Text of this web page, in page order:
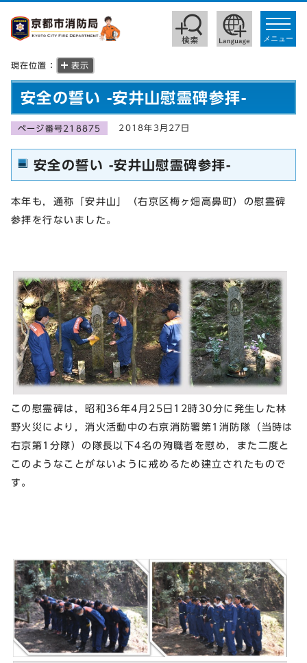
toggle
メニュー
現在位置： 表示
安全の誓い -安井山慰霊碑参拝-
ページ番号218875 2018年3月27日
安全の誓い -安井山慰霊碑参拝-
本年も，通称「安井山」（右京区梅ヶ畑高鼻町）の慰霊碑
参拝を行ないました。
この慰霊碑は，昭和36年4月25日12時30分に発生した林
野火災により，消火活動中の右京消防署第1消防隊（当時は
右京第1分隊）の隊長以下4名の殉職者を慰め，また二度と
このようなことがないように戒めるため建立されたもので
す。